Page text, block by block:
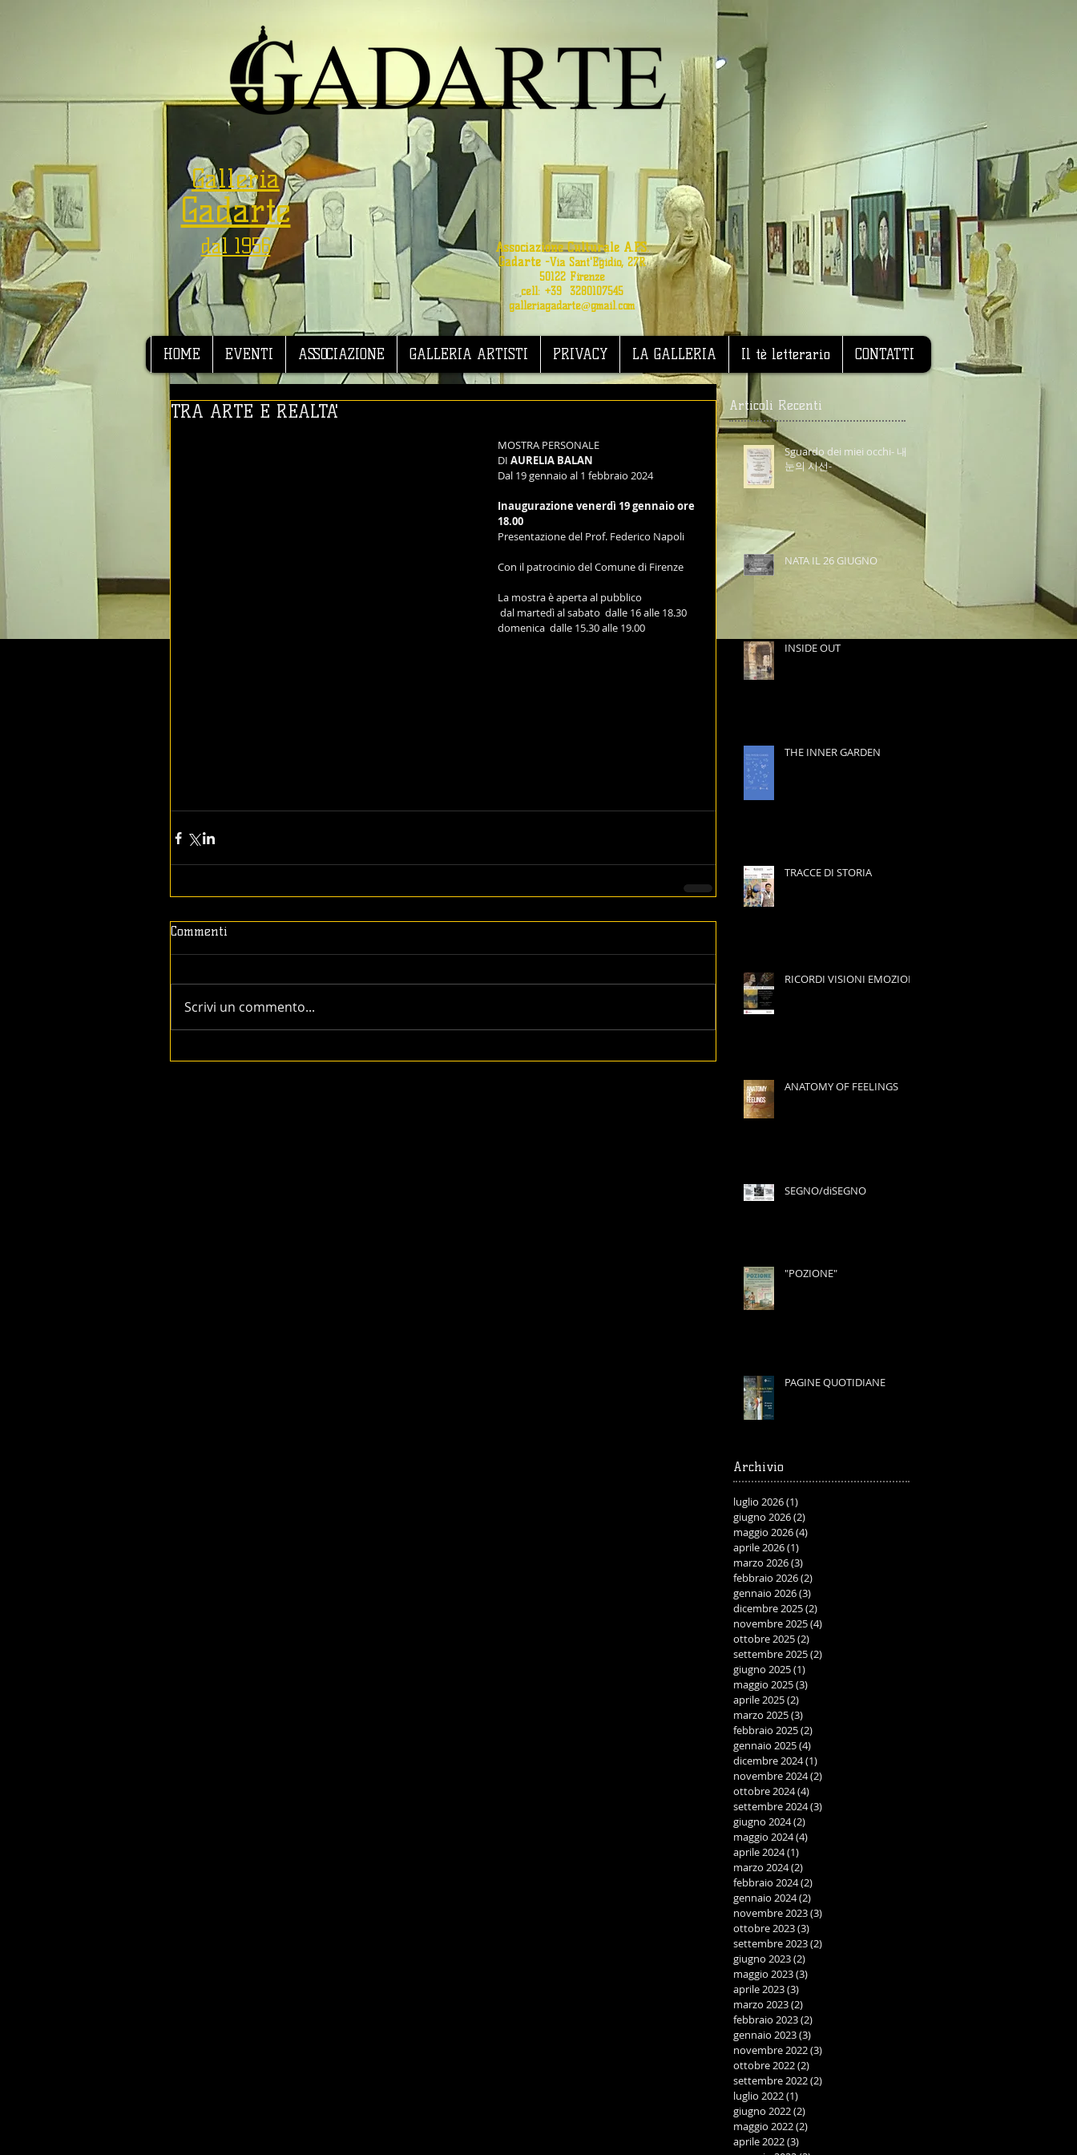
Galleria
Gadarte
dal 1956
Associazione Culturale A.P.S.
Gadarte -Via Sant'Egidio, 27R
50122 Firenze
cell: +39 3280107545
galleriagadarte@gmail.com
HOME EVENTI ASSOCIAZIONE GALLERIA ARTISTI PRIVACY LA GALLERIA Il tè letterario CONTATTI
TRA ARTE E REALTA'
MOSTRA PERSONALE
DI AURELIA BALAN
Dal 19 gennaio al 1 febbraio 2024
Inaugurazione venerdì 19 gennaio ore
18.00
Presentazione del Prof. Federico Napoli
Con il patrocinio del Comune di Firenze
La mostra è aperta al pubblico
dal martedì al sabato  dalle 16 alle 18.30
domenica  dalle 15.30 alle 19.00
Commenti
Scrivi un commento...
Articoli Recenti
Sguardo dei miei occhi- 내
눈의 시선-
NATA IL 26 GIUGNO
INSIDE OUT
THE INNER GARDEN
TRACCE DI STORIA
RICORDI VISIONI EMOZIONI
ANATOMY OF FEELINGS
SEGNO/diSEGNO
"POZIONE"
PAGINE QUOTIDIANE
Archivio
luglio 2026(1)
giugno 2026(2)
maggio 2026(4)
aprile 2026(1)
marzo 2026(3)
febbraio 2026(2)
gennaio 2026(3)
dicembre 2025(2)
novembre 2025(4)
ottobre 2025(2)
settembre 2025(2)
giugno 2025(1)
maggio 2025(3)
aprile 2025(2)
marzo 2025(3)
febbraio 2025(2)
gennaio 2025(4)
dicembre 2024(1)
novembre 2024(2)
ottobre 2024(4)
settembre 2024(3)
giugno 2024(2)
maggio 2024(4)
aprile 2024(1)
marzo 2024(2)
febbraio 2024(2)
gennaio 2024(2)
novembre 2023(3)
ottobre 2023(3)
settembre 2023(2)
giugno 2023(2)
maggio 2023(3)
aprile 2023(3)
marzo 2023(2)
febbraio 2023(2)
gennaio 2023(3)
novembre 2022(3)
ottobre 2022(2)
settembre 2022(2)
luglio 2022(1)
giugno 2022(2)
maggio 2022(2)
aprile 2022(3)